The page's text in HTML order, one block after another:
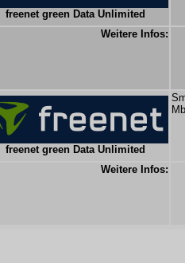
freenet green Data Unlimited
Weitere Infos:
freenet green Data Unlimited
Weitere Infos: